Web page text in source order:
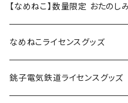
【なめねこ】数量限定 おたのし
なめねこライセンスグッズ
Tシャツ
銚子電気鉄道ライセンスグッズ